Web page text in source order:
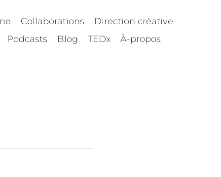
Collaborations
Direction créative
Podcasts
Blog TEDx À-propos